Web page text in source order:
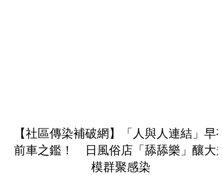
【社區傳染補破網】「人與人連結」早
前車之鑑！ 日風俗店「舔舔樂」釀大
模群聚感染